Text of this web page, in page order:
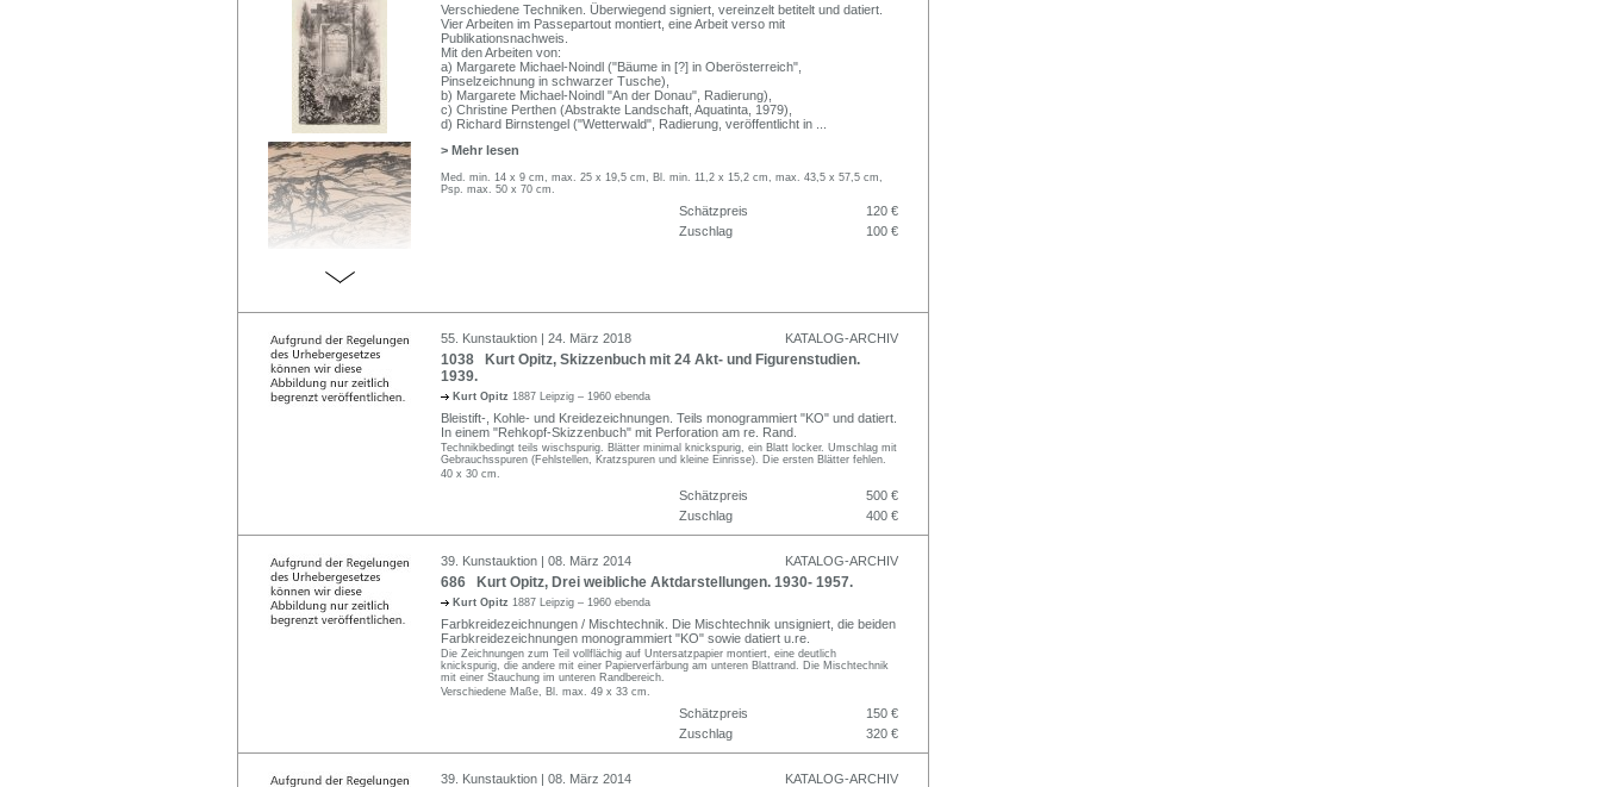
Verschiedene Techniken. Überwiegend signiert, vereinzelt betitelt und datiert.
Vier Arbeiten im Passepartout montiert, eine Arbeit verso mit
Publikationsnachweis.
Mit den Arbeiten von:
a) Margarete Michael-Noindl ("Bäume in [?] in Oberösterreich",
Pinselzeichnung in schwarzer Tusche),
b) Margarete Michael-Noindl "An der Donau", Radierung),
c) Christine Perthen (Abstrakte Landschaft, Aquatinta, 1979),
d) Richard Birnstengel ("Wetterwald", Radierung, veröffentlicht in
> Mehr lesen
Med. min. 14 x 9 cm, max. 25 x 19,5 cm, Bl. min. 11,2 x 15,2 cm, max. 43,5 x 57,5 cm,
Psp. max. 50 x 70 cm.
Schätzpreis
120 €
Zuschlag
100 €
55. Kunstauktion | 24. März 2018 KATALOG-ARCHIV
1038 Kurt Opitz, Skizzenbuch mit 24 Akt- und Figurenstudien.
1939.
Kurt Opitz 1887 Leipzig – 1960 ebenda
Bleistift-, Kohle- und Kreidezeichnungen. Teils monogrammiert "KO" und datiert.
In einem "Rehkopf-Skizzenbuch" mit Perforation am re. Rand.
Technikbedingt teils wischspurig. Blätter minimal knickspurig, ein Blatt locker. Umschlag mit
Gebrauchsspuren (Fehlstellen, Kratzspuren und kleine Einrisse). Die ersten Blätter fehlen.
40 x 30 cm.
Schätzpreis
500 €
Zuschlag
400 €
39. Kunstauktion | 08. März 2014 KATALOG-ARCHIV
686 Kurt Opitz, Drei weibliche Aktdarstellungen. 1930- 1957.
Kurt Opitz 1887 Leipzig – 1960 ebenda
Farbkreidezeichnungen / Mischtechnik. Die Mischtechnik unsigniert, die beiden
Farbkreidezeichnungen monogrammiert "KO" sowie datiert u.re.
Die Zeichnungen zum Teil vollflächig auf Untersatzpapier montiert, eine deutlich
knickspurig, die andere mit einer Papierverfärbung am unteren Blattrand. Die Mischtechnik
mit einer Stauchung im unteren Randbereich.
Verschiedene Maße, Bl. max. 49 x 33 cm.
Schätzpreis
150 €
Zuschlag
320 €
39. Kunstauktion | 08. März 2014 KATALOG-ARCHIV